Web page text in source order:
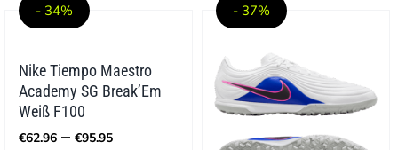
- 34%
Nike Tiempo Maestro
Academy SG Break’Em
Weiß F100
€62.96 – €95.95Preisspanne:
- 37%